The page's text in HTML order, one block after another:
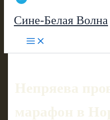
Сине-Белая Волна
Непряева
марафон в